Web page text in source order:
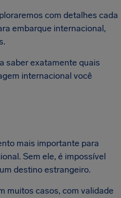
com detalhes cada
embarque internacional,
saber exatamente quais
internacional você
mais importante para
Sem ele, é impossível
destino estrangeiro.
muitos casos, com validade